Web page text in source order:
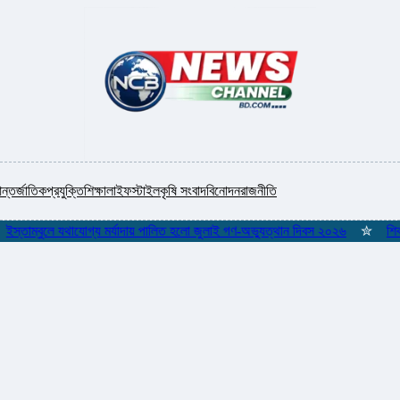
প্রযুক্তিশিক্ষালাইফস্টাইলকৃষি সংবাদবিনোদনরাজনীতি
যথাযোগ্য মর্যাদায় পালিত হলো জুলাই গণ-অভ্যুত্থান দিবস ২০২৬ ✮